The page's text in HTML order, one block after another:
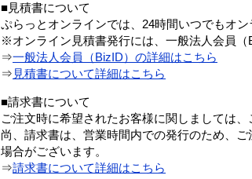
■見積書について
ぷらっとオンラインでは、24時間いつでもオ
※オンライン見積書発行には、一般法人会員（
⇒一般法人会員（BizID）の詳細はこちら
⇒ 見積書について詳細はこちら
■請求書について
ご注文時に希望されたお客様に関しましては、
尚、請求書は、営業時間内での発行のため、
場合がございます。
⇒請求書について詳細はこちら